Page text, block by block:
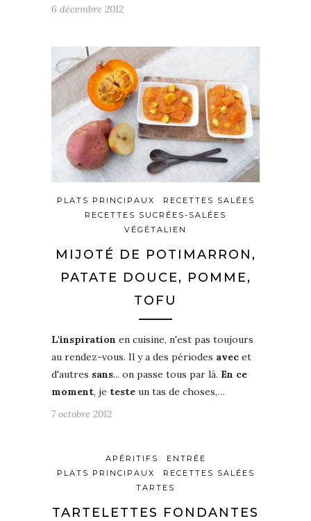
6 décembre 2012
PLATS PRINCIPAUX
RECETTES SALÉES
RECETTES SUCRÉES-SALÉES
VÉGÉTALIEN
MIJOTÉ DE POTIMARRON,
PATATE DOUCE, POMME,
TOFU
L'inspiration en cuisine, n'est pas toujours
au rendez-vous. Il y a des périodes avec et
d'autres sans... on passe tous par là. En ce
moment, je teste un tas de choses,…
7 octobre 2012
APÉRITIFS
ENTRÉE
PLATS PRINCIPAUX
RECETTES SALÉES
TARTES
TARTELETTES FONDANTES